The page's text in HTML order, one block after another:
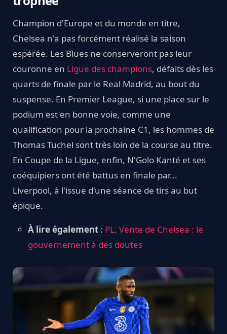
Champion d'Europe et du monde en titre,
Chelsea n'a pas forcément réalisé la saison
espérée. Les Blues ne conserveront pas leur
couronne en Ligue des champions, défaits dès les
quarts de finale par le Real Madrid, au bout du
suspense. En Premier League, si une place sur le
podium est en bonne voie, comme une
qualification pour la prochaine C1, les hommes de
Thomas Tuchel sont très loin de la course au titre.
En Coupe de la Ligue, enfin, N'Golo Kanté et ses
coéquipiers ont été battus en finale par...
Liverpool, à l'issue d'une séance de tirs au but
épique.
À lire également : PL, Vente de Chelsea : le
gouvernement à des doutes